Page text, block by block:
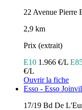
22 Avenue Pierre
2,9 km
Prix (extrait)
E10 1.966 €/L
€/L
Ouvrir la fiche
Esso - Esso
17/19 Bd De